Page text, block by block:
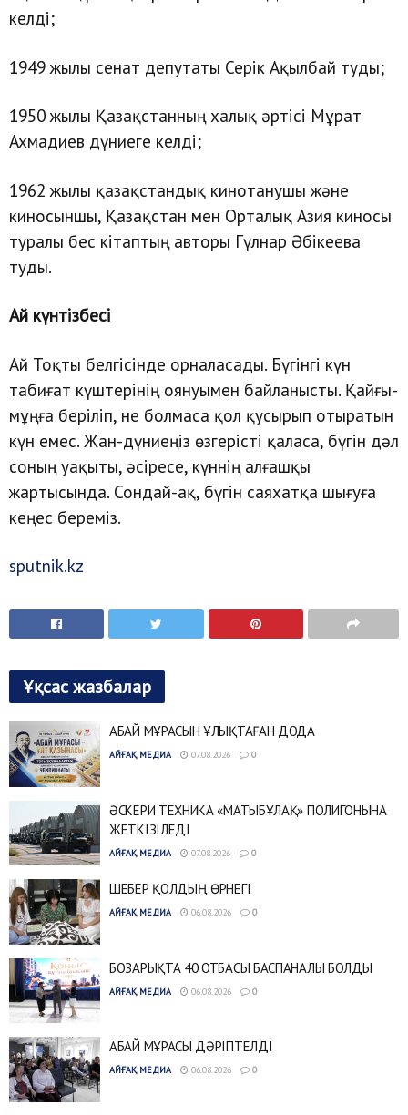
келді;
1949 жылы сенат депутаты Серік Ақылбай туды;
1950 жылы Қазақстанның халық әртісі Мұрат
Ахмадиев дүниеге келді;
1962 жылы қазақстандық кинотанушы және
киносыншы, Қазақстан мен Орталық Азия киносы
туралы бес кітаптың авторы Гүлнар Әбікеева
туды.
Ай күнтізбесі
Ай Тоқты белгісінде орналасады. Бүгінгі күн
табиғат күштерінің оянуымен байланысты. Қайғы-
мұңға беріліп, не болмаса қол қусырып отыратын
күн емес. Жан-дүниеңіз өзгерісті қаласа, бүгін дәл
соның уақыты, әсіресе, күннің алғашқы
жартысында. Сондай-ақ, бүгін саяхатқа шығуға
кеңес береміз.
sputnik.kz
Ұқсас жазбалар
АБАЙ МҰРАСЫН ҰЛЫҚТАҒАН ДОДА
АЙҒАҚ МЕДИА 07.08.2026 0
ӘСКЕРИ ТЕХНИКА «МАТЫБҰЛАҚ» ПОЛИГОНЫНА
ЖЕТКІЗІЛЕДІ
АЙҒАҚ МЕДИА 07.08.2026 0
ШЕБЕР ҚОЛДЫҢ ӨРНЕГІ
АЙҒАҚ МЕДИА 06.08.2026 0
БОЗАРЫҚТА 40 ОТБАСЫ БАСПАНАЛЫ БОЛДЫ
АЙҒАҚ МЕДИА 06.08.2026 0
АБАЙ МҰРАСЫ ДӘРІПТЕЛДІ
АЙҒАҚ МЕДИА 06.08.2026 0